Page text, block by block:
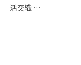
活交織 …